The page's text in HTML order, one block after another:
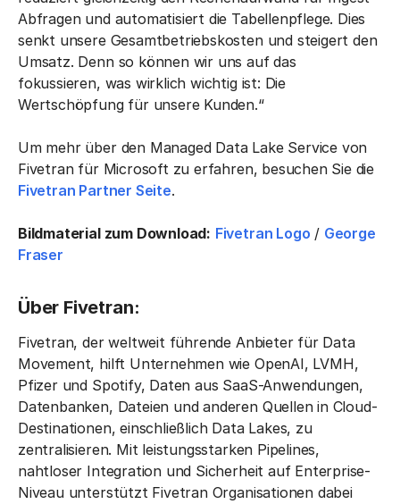
Abfragen und automatisiert die Tabellenpflege. Dies
senkt unsere Gesamtbetriebskosten und steigert den
Umsatz. Denn so können wir uns auf das
fokussieren, was wirklich wichtig ist: Die
Wertschöpfung für unsere Kunden.“
Um mehr über den Managed Data Lake Service von
Fivetran für Microsoft zu erfahren, besuchen Sie die
Fivetran Partner Seite.
Bildmaterial zum Download: Fivetran Logo / George
Fraser
Über Fivetran:
Fivetran, der weltweit führende Anbieter für Data
Movement, hilft Unternehmen wie OpenAI, LVMH,
Pfizer und Spotify, Daten aus SaaS-Anwendungen,
Datenbanken, Dateien und anderen Quellen in Cloud-
Destinationen, einschließlich Data Lakes, zu
zentralisieren. Mit leistungsstarken Pipelines,
nahtloser Integration und Sicherheit auf Enterprise-
Niveau unterstützt Fivetran Organisationen dabei